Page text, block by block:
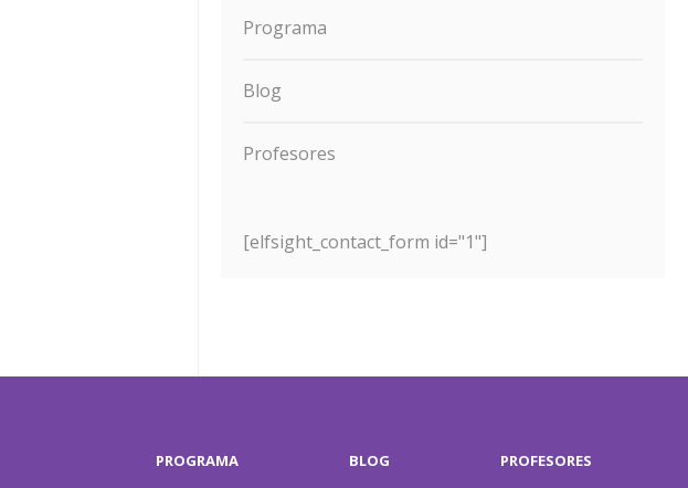
Programa
Blog
Profesores
[elfsight_contact_form id="1"]
PROGRAMA BLOG PROFESORES